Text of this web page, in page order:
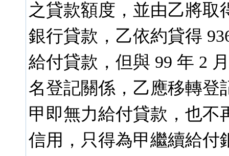
之貸款額度，並由乙將取
銀行貸款，乙依約貸得
給付貸款，但與 99 年 2
名登記關係，乙應移轉登
甲即無力給付貸款，也不
信用，只得為甲繼續給付